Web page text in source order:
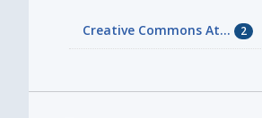
Creative Commons At... 2